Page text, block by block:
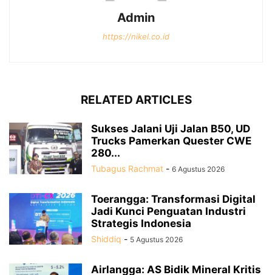
Admin
https://nikel.co.id
RELATED ARTICLES
Sukses Jalani Uji Jalan B50, UD
Trucks Pamerkan Quester CWE
280...
Tubagus Rachmat - 6 Agustus 2026
Toerangga: Transformasi Digital
Jadi Kunci Penguatan Industri
Strategis Indonesia
Shiddiq - 5 Agustus 2026
Airlangga: AS Bidik Mineral Kritis